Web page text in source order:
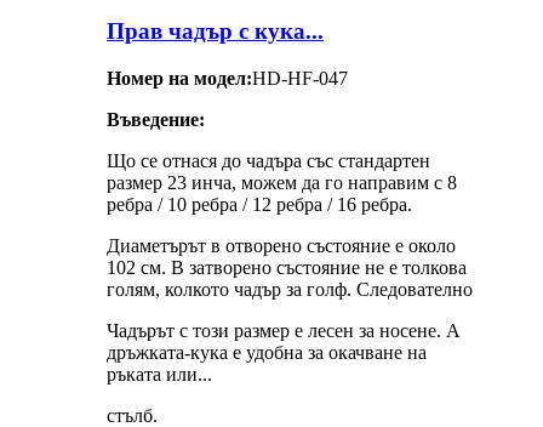
Прав чадър с кука...
Номер на модел:HD-HF-047
Въведение:
Що се отнася до чадъра със стандартен
размер 23 инча, можем да го направим с 8
ребра / 10 ребра / 12 ребра / 16 ребра.
Диаметърът в отворено състояние е около
102 см. В затворено състояние не е толкова
голям, колкото чадър за голф. Следователно
Чадърът с този размер е лесен за носене. А
дръжката-кука е удобна за окачване на
ръката или...
стълб.